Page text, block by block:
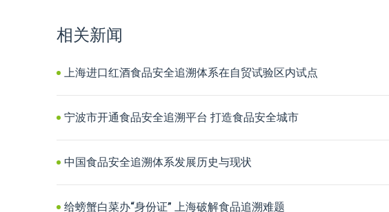
相关新闻
上海进口红酒食品安全追溯体系在自贸试验区内试点
宁波市开通食品安全追溯平台 打造食品安全城市
中国食品安全追溯体系发展历史与现状
给螃蟹白菜办“身份证” 上海破解食品追溯难题